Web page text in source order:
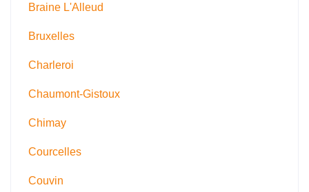
Braine L'Alleud
Bruxelles
Charleroi
Chaumont-Gistoux
Chimay
Courcelles
Couvin